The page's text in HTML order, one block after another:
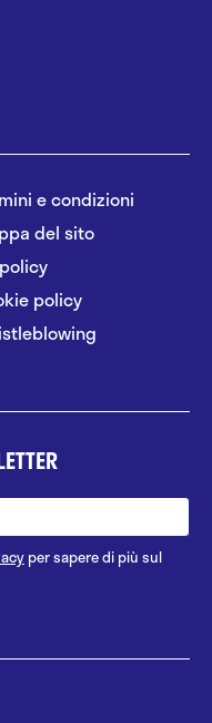
e condizioni
del sito
policy
per sapere di più sul